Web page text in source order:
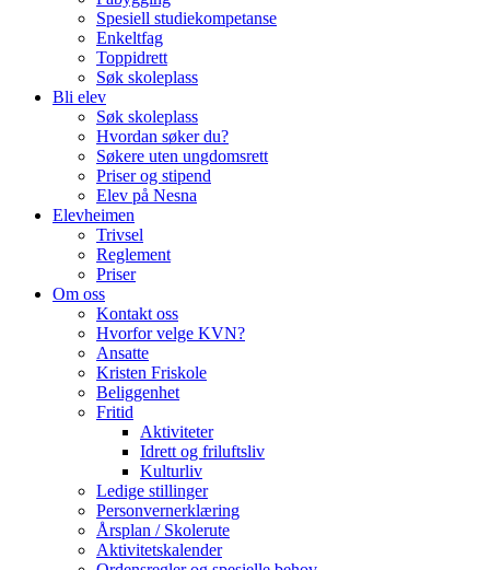
Spesiell studiekompetanse
Enkeltfag
Toppidrett
Søk skoleplass
Bli elev
Søk skoleplass
Hvordan søker du?
Søkere uten ungdomsrett
Priser og stipend
Elev på Nesna
Elevheimen
Trivsel
Reglement
Priser
Om oss
Kontakt oss
Hvorfor velge KVN?
Ansatte
Kristen Friskole
Beliggenhet
Fritid
Aktiviteter
Idrett og friluftsliv
Kulturliv
Ledige stillinger
Personvernerklæring
Årsplan / Skolerute
Aktivitetskalender